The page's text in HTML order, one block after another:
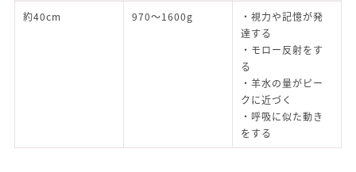
約40cm 970〜1600g
・視力や記憶が発
達する
・モロー反射をす
る
・羊水の量がピー
クに近づく
・呼吸に似た動き
をする